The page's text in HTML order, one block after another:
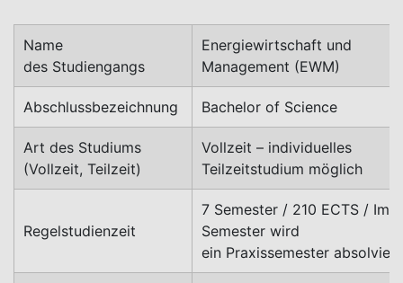
Name
des Studiengangs
Energiewirtschaft und
Management (EWM)
Abschlussbezeichnung Bachelor of Science
Art des Studiums
(Vollzeit, Teilzeit)
Vollzeit – individuelles
Teilzeitstudium möglich
Regelstudienzeit
7 Semester / 210 ECTS / Im
Semester wird
ein Praxissemester